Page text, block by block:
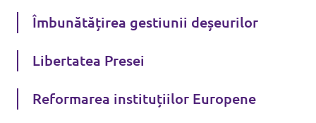
Îmbunătățirea gestiunii deșeurilor
Libertatea Presei
Reformarea instituțiilor Europene